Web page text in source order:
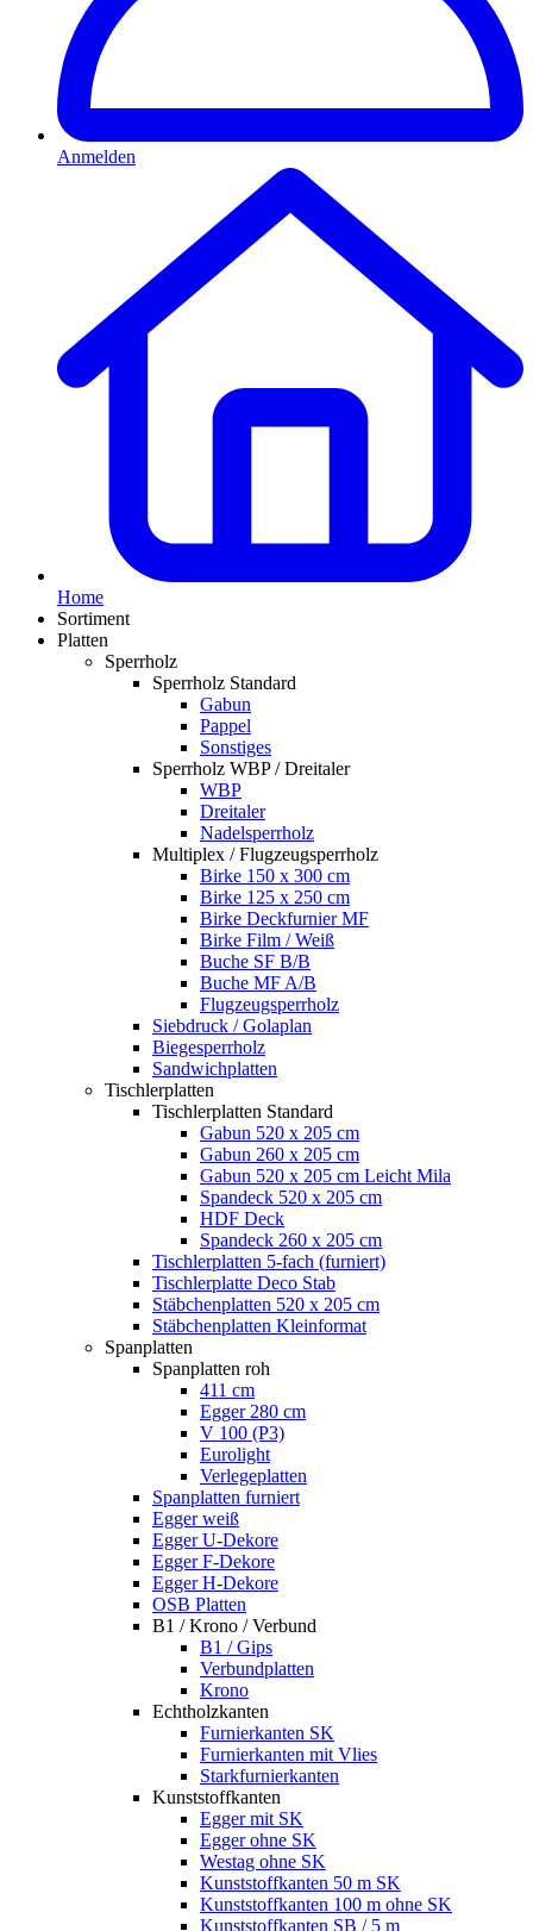
Anmelden
Home
Sortiment
Platten
Sperrholz
Sperrholz Standard
Gabun
Pappel
Sonstiges
Sperrholz WBP / Dreitaler
WBP
Dreitaler
Nadelsperrholz
Multiplex / Flugzeugsperrholz
Birke 150 x 300 cm
Birke 125 x 250 cm
Birke Deckfurnier MF
Birke Film / Weiß
Buche SF B/B
Buche MF A/B
Flugzeugsperrholz
Siebdruck / Golaplan
Biegesperrholz
Sandwichplatten
Tischlerplatten
Tischlerplatten Standard
Gabun 520 x 205 cm
Gabun 260 x 205 cm
Gabun 520 x 205 cm Leicht Mila
Spandeck 520 x 205 cm
HDF Deck
Spandeck 260 x 205 cm
Tischlerplatten 5-fach (furniert)
Tischlerplatte Deco Stab
Stäbchenplatten 520 x 205 cm
Stäbchenplatten Kleinformat
Spanplatten
Spanplatten roh
411 cm
Egger 280 cm
V 100 (P3)
Eurolight
Verlegeplatten
Spanplatten furniert
Egger weiß
Egger U-Dekore
Egger F-Dekore
Egger H-Dekore
OSB Platten
B1 / Krono / Verbund
B1 / Gips
Verbundplatten
Krono
Echtholzkanten
Furnierkanten SK
Furnierkanten mit Vlies
Starkfurnierkanten
Kunststoffkanten
Egger mit SK
Egger ohne SK
Westag ohne SK
Kunststoffkanten 50 m SK
Kunststoffkanten 100 m ohne SK
Kunststoffkanten SB / 5 m